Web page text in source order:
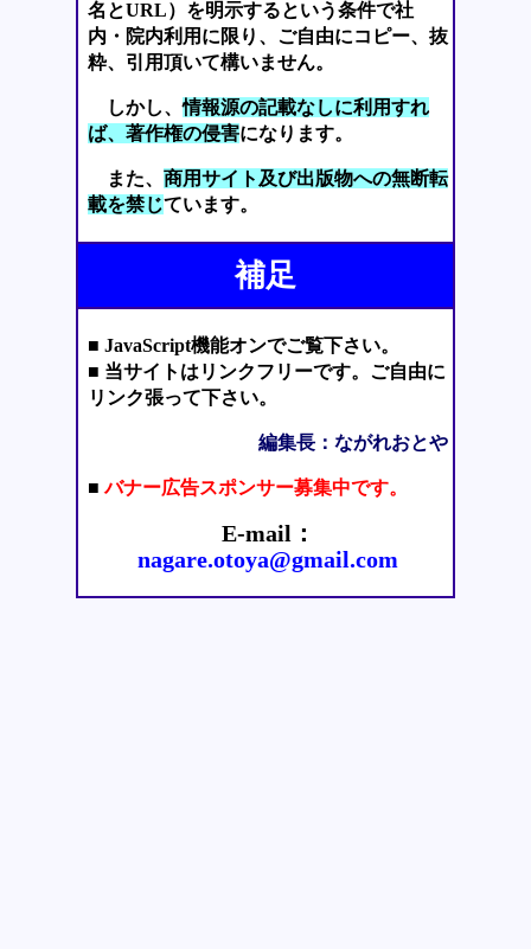
名とURL）を明示するという条件で社
内・院内利用に限り、ご自由にコピー、抜
粋、引用頂いて構いません。
しかし、情報源の記載なしに利用すれ
ば、著作権の侵害になります。
また、 商用サイト及び出版物への無断転
載を禁じています。
補足
■ JavaScript機能オンでご覧下さい。
■ 当サイトはリンクフリーです。ご自由に
リンク張って下さい。
編集長：ながれおとや
■バナー広告スポンサー募集中です。
E-mail：
nagare.otoya@gmail.com